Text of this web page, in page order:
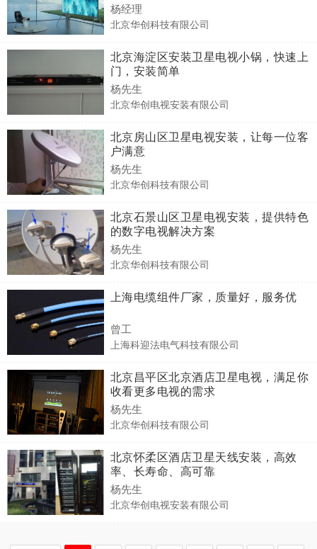
杨经理
北京华创科技有限公司
北京海淀区安装卫星电视小锅，快速上
门，安装简单
杨先生
北京华创电视安装有限公司
北京房山区卫星电视安装，让每一位客
户满意
杨先生
北京华创科技有限公司
北京石景山区卫星电视安装，提供特色
的数字电视解决方案
杨先生
北京华创科技有限公司
上海电缆组件厂家，质量好，服务优
曾工
上海科迎法电气科技有限公司
北京昌平区北京酒店卫星电视，满足你
收看更多电视的需求
杨先生
北京华创科技有限公司
北京怀柔区酒店卫星天线安装，高效
率、长寿命、高可靠
杨先生
北京华创电视安装有限公司